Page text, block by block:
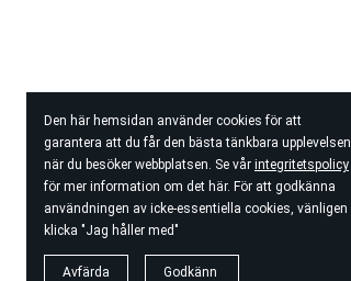
Den här hemsidan använder cookies för att
garantera att du får den bästa tänkbara upplevelsen
när du besöker webbplatsen. Se vår integritetspolicy
för mer information om det här. För att godkänna
användningen av icke-essentiella cookies, vänligen
klicka "Jag håller med"
Avfärda Godkänn